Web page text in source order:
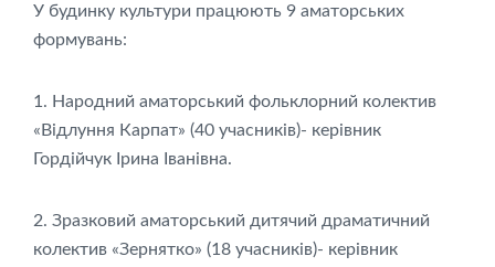
У будинку культури працюють 9 аматорських
формувань:
1. Народний аматорський фольклорний колектив
«Відлуння Карпат» (40 учасників)- керівник
Гордійчук Ірина Іванівна.
2. Зразковий аматорський дитячий драматичний
колектив «Зернятко» (18 учасників)- керівник